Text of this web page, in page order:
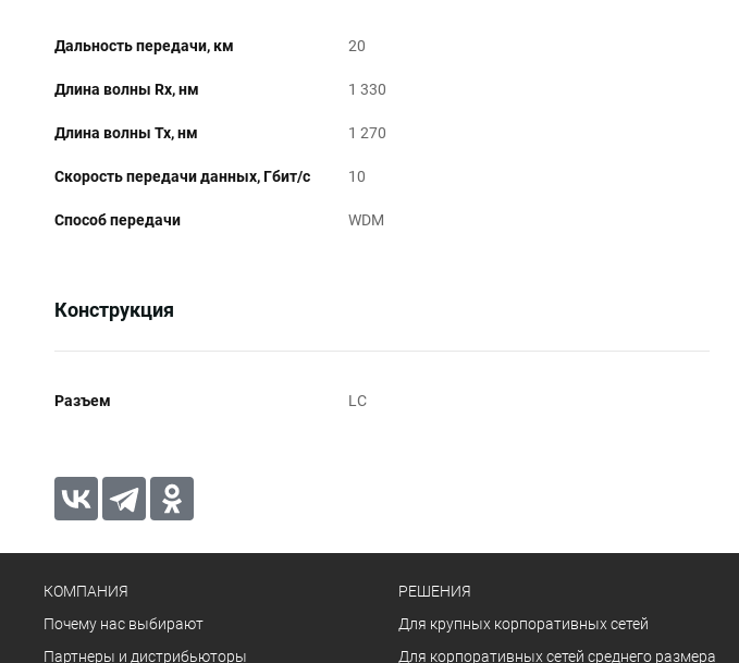
Дальность передачи, км 20
Длина волны Rx, нм 1 330
Длина волны Tx, нм 1 270
Скорость передачи данных, Гбит/c 10
Способ передачи WDM
Конструкция
Разъем LC
КОМПАНИЯ
Почему нас выбирают
Партнеры и дистрибьюторы
РЕШЕНИЯ
Для крупных корпоративных сетей
Для корпоративных сетей среднего размера